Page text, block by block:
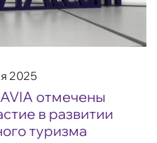
2025
отмечены
в развитии
туризма